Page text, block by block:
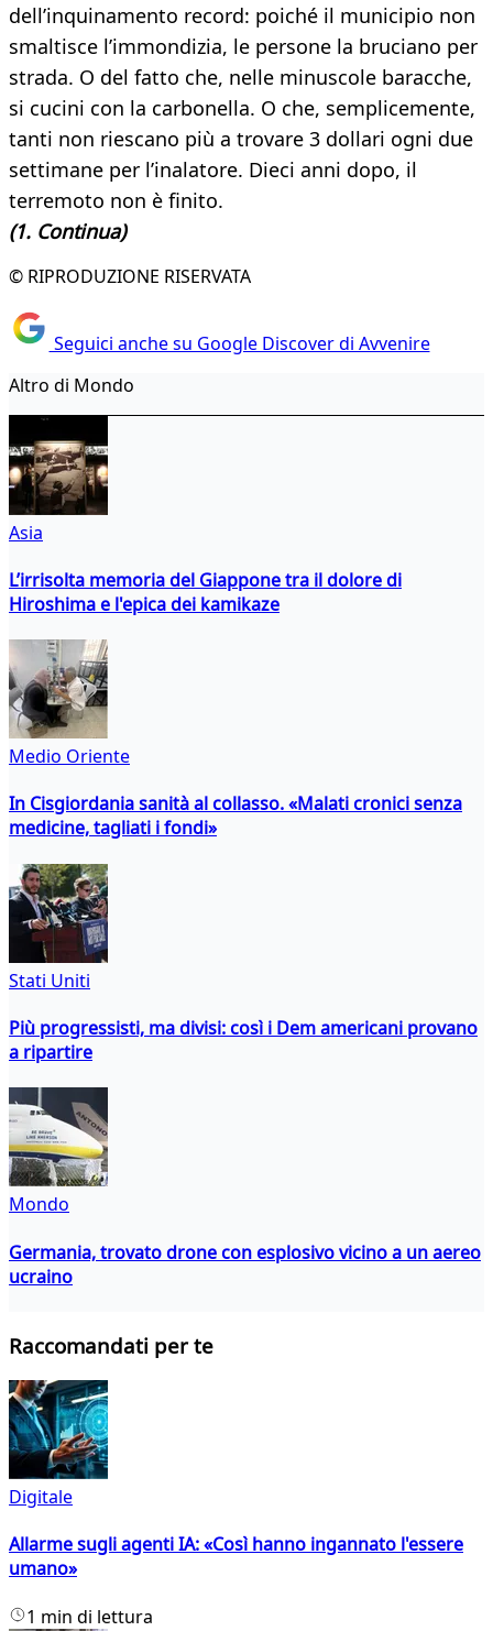
dell’inquinamento record: poiché il municipio non
smaltisce l’immondizia, le persone la bruciano per
strada. O del fatto che, nelle minuscole baracche,
si cucini con la carbonella. O che, semplicemente,
tanti non riescano più a trovare 3 dollari ogni due
settimane per l’inalatore. Dieci anni dopo, il
terremoto non è finito.
(1. Continua)
© RIPRODUZIONE RISERVATA
Seguici anche su Google Discover di Avvenire
Altro di Mondo
Asia
L’irrisolta memoria del Giappone tra il dolore di
Hiroshima e l'epica dei kamikaze
Medio Oriente
In Cisgiordania sanità al collasso. «Malati cronici senza
medicine, tagliati i fondi»
Stati Uniti
Più progressisti, ma divisi: così i Dem americani provano
a ripartire
Mondo
Germania, trovato drone con esplosivo vicino a un aereo
ucraino
Raccomandati per te
Digitale
Allarme sugli agenti IA: «Così hanno ingannato l'essere
umano»
1 min di lettura